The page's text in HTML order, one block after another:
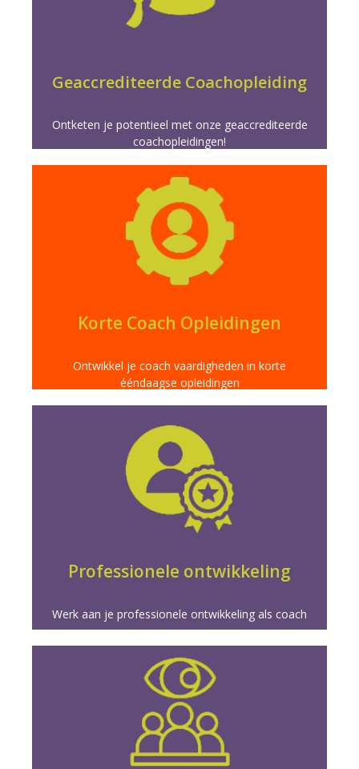
Geaccrediteerde Coachopleiding
Ontketen je potentieel met onze geaccrediteerde
coachopleidingen!
Meer info
Korte Coach Opleidingen
Ontwikkel je coach vaardigheden in korte
ééndaagse opleidingen
directe impact in je vakgebied.
Meer info
Professionele ontwikkeling
Werk aan je professionele ontwikkeling als coach
coachpraktijk en carrière.
Meer info
vaardigheden voor meesterschap in coaching.
Meer info